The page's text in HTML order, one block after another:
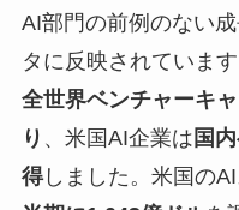
AI部門の前例のない
タに反映されています
全世界ベンチャーキ
り 、米国AI企業は 国
得しました。米国の